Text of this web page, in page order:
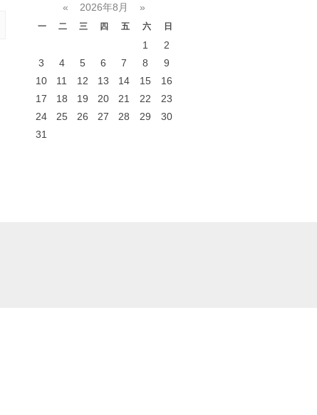
« 2026年8月 »
一 二 三 四 五 六 日
1
2
3
4 5 6 7 8
9
10
11 12 13 14 15
16
17
18 19 20 21 22
23
24
25 26 27 28 29
30
31